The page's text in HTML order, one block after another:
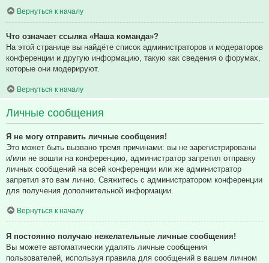
Вернуться к началу
Что означает ссылка «Наша команда»?
На этой странице вы найдёте список администраторов и модераторов
конференции и другую информацию, такую как сведения о форумах,
которые они модерируют.
Вернуться к началу
Личные сообщения
Я не могу отправить личные сообщения!
Это может быть вызвано тремя причинами: вы не зарегистрированы
и/или не вошли на конференцию, администратор запретил отправку
личных сообщений на всей конференции или же администратор
запретил это вам лично. Свяжитесь с администратором конференции
для получения дополнительной информации.
Вернуться к началу
Я постоянно получаю нежелательные личные сообщения!
Вы можете автоматически удалять личные сообщения
пользователей, используя правила для сообщений в вашем личном